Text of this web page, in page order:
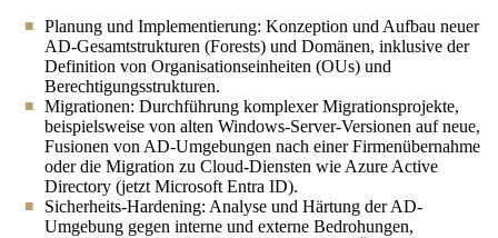
Planung und Implementierung: Konzeption und Aufbau neuer
AD-Gesamtstrukturen (Forests) und Domänen, inklusive der
Definition von Organisationseinheiten (OUs) und
Berechtigungsstrukturen.
Migrationen: Durchführung komplexer Migrationsprojekte,
beispielsweise von alten Windows-Server-Versionen auf neue,
Fusionen von AD-Umgebungen nach einer Firmenübernahme
oder die Migration zu Cloud-Diensten wie Azure Active
Directory (jetzt Microsoft Entra ID).
Sicherheits-Hardening: Analyse und Härtung der AD-
Umgebung gegen interne und externe Bedrohungen,